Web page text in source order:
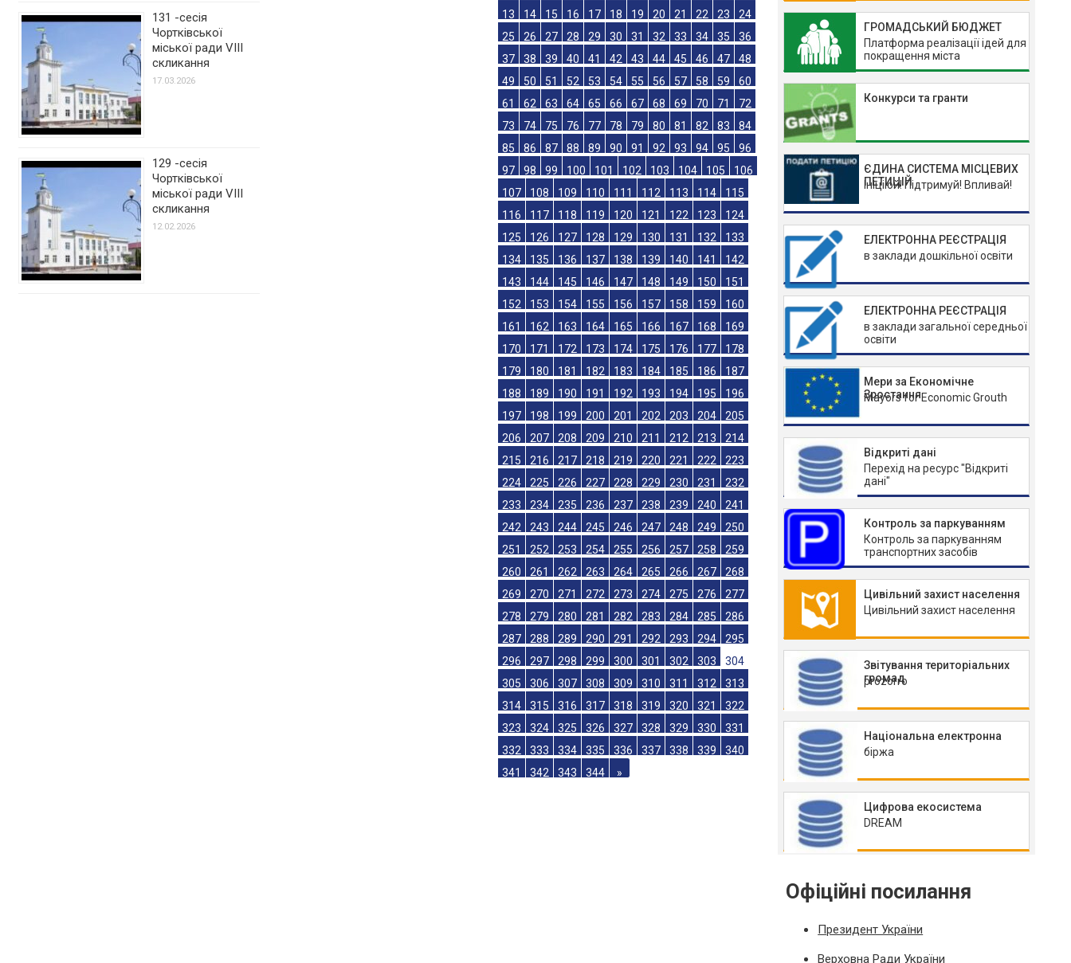
131 -сесія
Чортківської
міської ради VIII
скликання
17.03.2026
129 -сесія
Чортківської
міської ради VIII
скликання
12.02.2026
« 1 2 3 4 5 6 7 8 9 10 11
13
14 15 16 17 18 19 20 21 22 23
24
25
26 27 28 29 30 31 32 33 34 35
36
37
38 39 40 41 42 43 44 45 46 47
48
49
50 51 52 53 54 55 56 57 58 59
60
61
62 63 64 65 66 67 68 69 70 71
72
73
74 75 76 77 78 79 80 81 82 83
84
85
86 87 88 89 90 91 92 93 94 95
96
97
98 99 100 101 102 103 104 105
106
107
108 109 110 111 112 113 114
115
116
117 118 119 120 121 122 123
124
125
126 127 128 129 130 131 132
133
134
135 136 137 138 139 140 141
142
143
144 145 146 147 148 149 150
151
152
153 154 155 156 157 158 159
160
161
162 163 164 165 166 167 168
169
170
171 172 173 174 175 176 177
178
179
180 181 182 183 184 185 186
187
188
189 190 191 192 193 194 195
196
197
198 199 200 201 202 203 204
205
206
207 208 209 210 211 212 213
214
215
216 217 218 219 220 221 222
223
224
225 226 227 228 229 230 231
232
233
234 235 236 237 238 239 240
241
242
243 244 245 246 247 248 249
250
251
252 253 254 255 256 257 258
259
260
261 262 263 264 265 266 267
268
269
270 271 272 273 274 275 276
277
278
279 280 281 282 283 284 285
286
287
288 289 290 291 292 293 294
295
296
297 298 299 300 301 302 303
304
305
306 307 308 309 310 311 312
313
314
315 316 317 318 319 320 321
322
323
324 325 326 327
ГРОМАДСЬКИЙ БЮДЖЕТ
Платформа реалізації ідей для
покращення міста
Конкурси та гранти
ЄДИНА СИСТЕМА МІСЦЕВИХ
ПЕТИЦІЙ
Ініціюй! Підтримуй! Впливай!
ЕЛЕКТРОННА РЕЄСТРАЦІЯ
в заклади дошкільної освіти
ЕЛЕКТРОННА РЕЄСТРАЦІЯ
в заклади загальної середньої
освіти
Мери за Економічне
Зростання
Mayors for Economic Grouth
Відкриті дані
Перехід на ресурс "Відкриті
дані"
Контроль за паркуванням
Контроль за паркуванням
транспортних засобів
Цивільний захист населення
Цивільний захист населення
Звітування територіальних
громад
prozorro
Національна електронна
біржа
Цифрова екосистема
DREAM
Офіційні посилання
Президент України
Верховна Ради України